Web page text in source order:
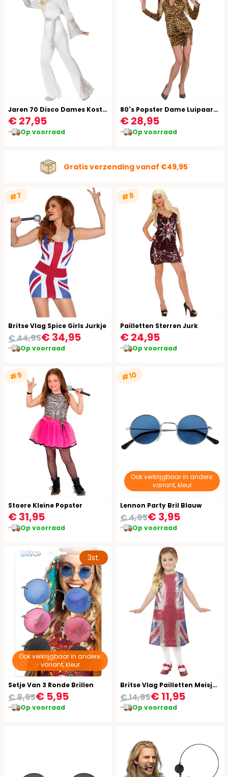
Jaren 70 Disco Dames Kostuum
€ 27,95
Op voorraad
80's Popster Dame Luipaardprint Kostuum
€ 28,95
Op voorraad
Gratis verzending vanaf €49,95
#7
Britse Vlag Spice Girls Jurkje
€ 34,95
€ 44,95
Op voorraad
#8
Pailletten Sterren Jurk
€ 24,95
Op voorraad
#9
Stoere Kleine Popster
€ 31,95
Op voorraad
#10
Ook verkrijgbaar in andere:
variant, kleur
Lennon Party Bril Blauw
€ 3,95
€ 4,95
Op voorraad
Ook verkrijgbaar in andere:
variant, kleur
3st.
Setje Van 3 Ronde Brillen
€ 5,95
€ 8,95
Op voorraad
Britse Vlag Pailletten Meisjes Jurkje Spice Girls
€ 11,95
€ 14,95
Op voorraad